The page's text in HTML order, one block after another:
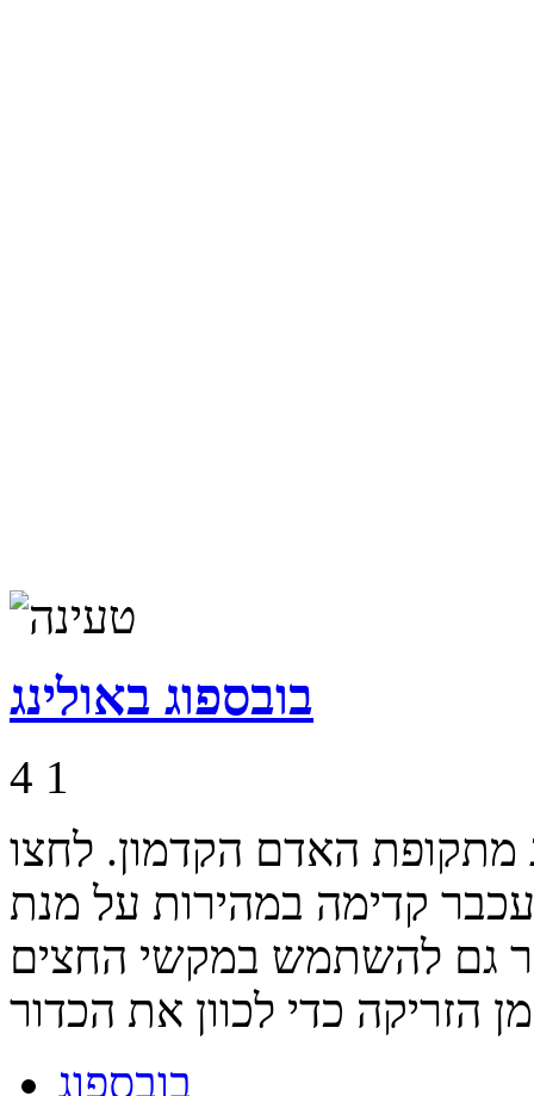
בובספוג באולינג
4 1
מתקופת האדם הקדמון. לחצו
קדימה במהירות על מנת
גם להשתמש במקשי החצים
בובספוג